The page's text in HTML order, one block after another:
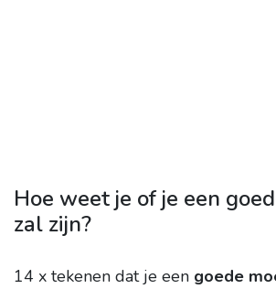
Hoe weet je of je een
zal zijn?
14 x tekenen dat je een goede